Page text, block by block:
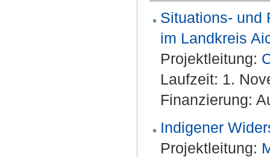
Situations- und
im Landkreis
Projektleitung:
Laufzeit: 1.
Finanzierung:
Indigener
Projektleitung: